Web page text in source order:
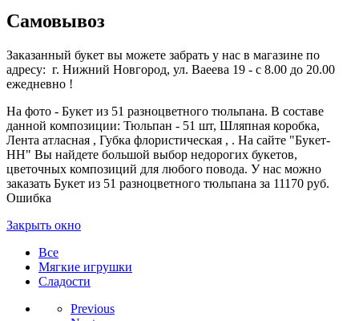
Самовывоз
Заказанный букет вы можете забрать у нас в магазине по
адресу: г. Нижний Новгород, ул. Ваеева 19 - с 8.00 до 20.00
ежедневно !
На фото - Букет из 51 разноцветного тюльпана. В составе
данной композиции: Тюльпан - 51 шт, Шляпная коробка,
Лента атласная , Губка флористическая , . На сайте "Букет-
НН" Вы найдете большой выбор недорогих букетов,
цветочных композиций для любого повода. У нас можно
заказать Букет из 51 разноцветного тюльпана за 11170 руб.
Ошибка
Закрыть окно
Все
Мягкие игрушки
Сладости
Previous